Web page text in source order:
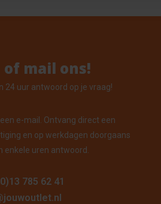
of mail ons!
24 uur antwoord op je vraag!
e-mail. Ontvang direct een
en op werkdagen doorgaans
enkele uren antwoord.
785 62 41